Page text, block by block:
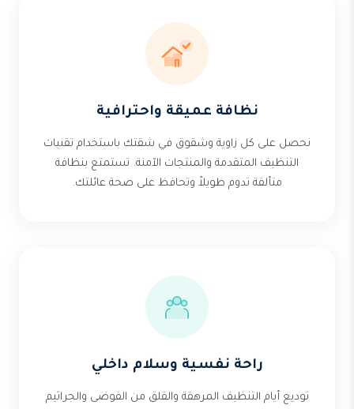
نظافة عميقة واحترافية
نحصل على كل زاوية وشقوق في شقتك باستخدام تقنيات
التنظيف المتقدمة والمنتجات الآمنة. تستمتع بنظافة
متألقة تدوم طويلاً وتحافظ على صحة عائلتك.
راحة نفسية وسلام داخلي
توديع أيام التنظيف المرهقة والقلق من الفوضى والجراثيم